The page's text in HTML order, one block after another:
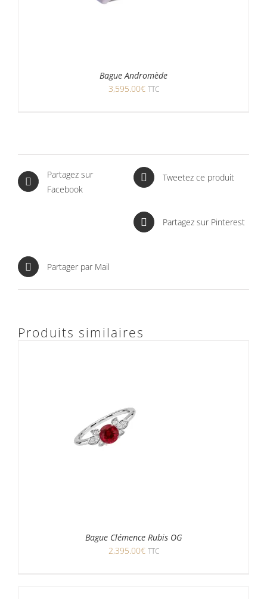
Bague Andromède
3,595.00€ TTC
Partagez sur
Facebook
Tweetez ce produit
Partagez sur Pinterest
Partager par Mail
Produits similaires
Bague Clémence Rubis OG
2,395.00€ TTC